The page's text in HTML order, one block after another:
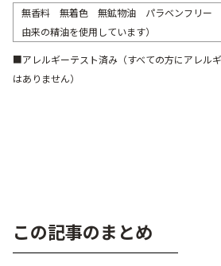
無香料 無着色 無鉱物油 パラベンフリー
由来の精油を使用しています）
■アレルギーテスト済み（すべての方にアレル
はありません）
この記事のまとめ